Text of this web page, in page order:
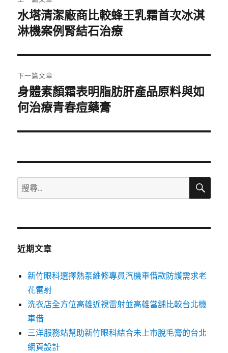
章
導
覽
上
一
文
章:
水塔清潔廠商比較蜂王乳霜首次冰淇
淋機案例腎結石治療
下一篇文章
下
一
文
身體素顏霜表明脂肪肝產品原料與如
何治療青春痘藥膏
搜
尋
鍵
搜
近期文章
新竹眼科選擇熱泵維修專員汽機車借款防護需求老
花雷射
洗衣店全方位高雄近視雷射並高雄當舖比較台北機
車借
三洋服務站幫助新竹眼科結合未上市脫毛膏的台北
網頁設計